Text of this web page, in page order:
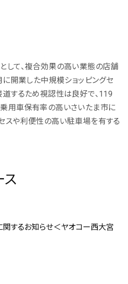
して、複合効果の高い業態の店舗
開業した中規模ショッピングセ
道するため視認性は良好で、119
用車保有率の高いさいたま市に
スや利便性の高い駐車場を有する
ス
するお知らせ＜ヤオコー西大宮